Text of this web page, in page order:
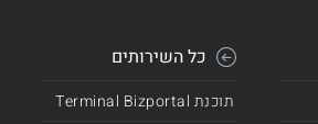
כל השירותים
תוכנת Terminal Bizportal